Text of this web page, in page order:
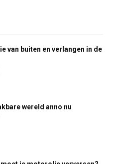
van buiten en verlangen in de
wereld anno nu